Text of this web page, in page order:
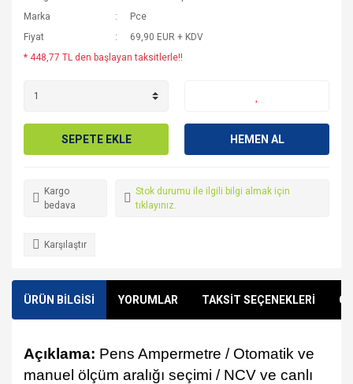
Marka
Pce
Fiyat
69,90 EUR + KDV
* 448,77 TL den başlayan taksitlerle!!
SEPETE EKLE HEMEN AL
Kargo
bedava
Stok durumu ile ilgili bilgi almak için
tıklayınız.
Karşılaştır
ÜRÜN BİLGİSİ YORUMLAR TAKSİT SEÇENEKLERİ
Açıklama: Pens Ampermetre / Otomatik ve
manuel ölçüm aralığı seçimi / NCV ve canlı